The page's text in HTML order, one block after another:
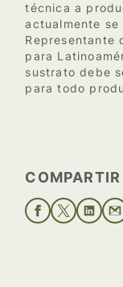
técnica a
actualmente se
Representante
para
sustrato debe
para todo
COMPARTIR